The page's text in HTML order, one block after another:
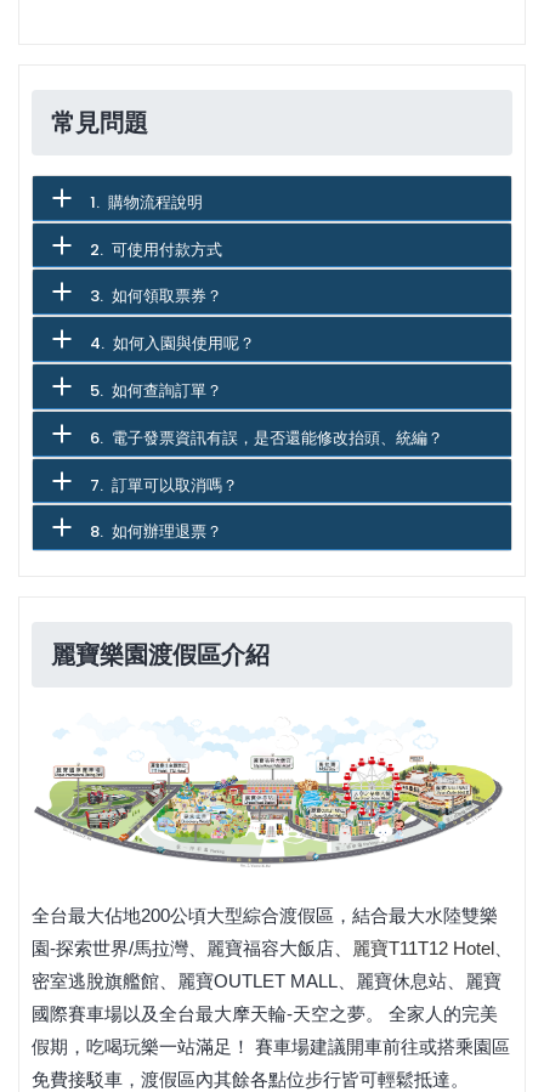
常見問題
1. 購物流程說明
2. 可使用付款方式
3. 如何領取票券？
4. 如何入園與使用呢？
5. 如何查詢訂單？
6. 電子發票資訊有誤，是否還能修改抬頭、統編？
7. 訂單可以取消嗎？
8. 如何辦理退票？
麗寶樂園渡假區介紹
全台最大佔地200公頃大型綜合渡假區，結合最大水陸雙樂
園-探索世界/馬拉灣、麗寶福容大飯店、 麗寶T11T12 Hotel
密室逃脫旗艦館、麗寶OUTLET MALL、麗寶休息站、麗寶
國際賽車場以及全台最大摩天輪-天空之夢。 全家人的完美
假期，吃喝玩樂一站滿足！ 賽車場建議開車前往或搭乘園區
免費接駁車，渡假區內其餘各點位步行皆可輕鬆抵達。